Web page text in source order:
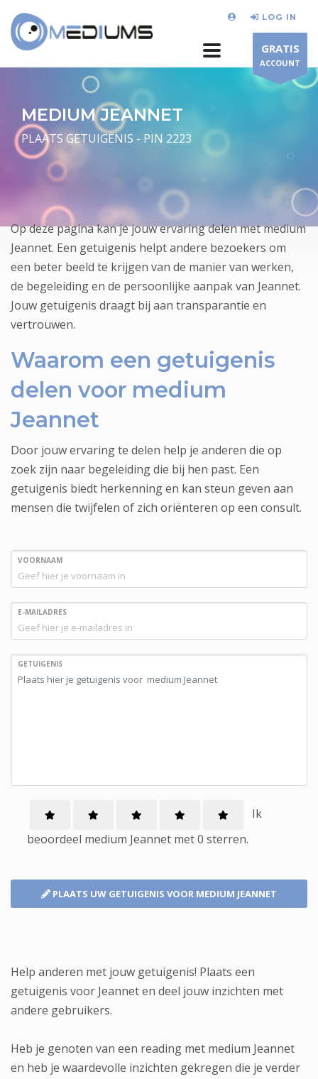
LOG IN
GRATIS
ACCOUNT
MEDIUM JEANNET
PLAATS GETUIGENIS - PIN 2223
Op deze pagina kan je jouw ervaring delen met medium
Jeannet. Een getuigenis helpt andere bezoekers om
een beter beeld te krijgen van de manier van werken,
de begeleiding en de persoonlijke aanpak van Jeannet.
Jouw getuigenis draagt bij aan transparantie en
vertrouwen.
Waarom een getuigenis
delen voor medium
Jeannet
Door jouw ervaring te delen help je anderen die op
zoek zijn naar begeleiding die bij hen past. Een
getuigenis biedt herkenning en kan steun geven aan
mensen die twijfelen of zich oriënteren op een consult.
VOORNAAM
E-MAILADRES
GETUIGENIS
Ik
beoordeel medium Jeannet met0 sterren.
PLAATS UW GETUIGENIS VOOR MEDIUM JEANNET
Help anderen met jouw getuigenis! Plaats een
getuigenis voor Jeannet en deel jouw inzichten met
andere gebruikers.
Heb je genoten van een reading met medium Jeannet
en heb je waardevolle inzichten gekregen die je verder